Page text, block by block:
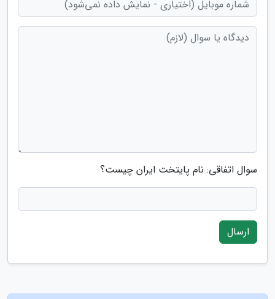
سوال اتفاقی: نام پایتخت ایران چیست؟
ارسال